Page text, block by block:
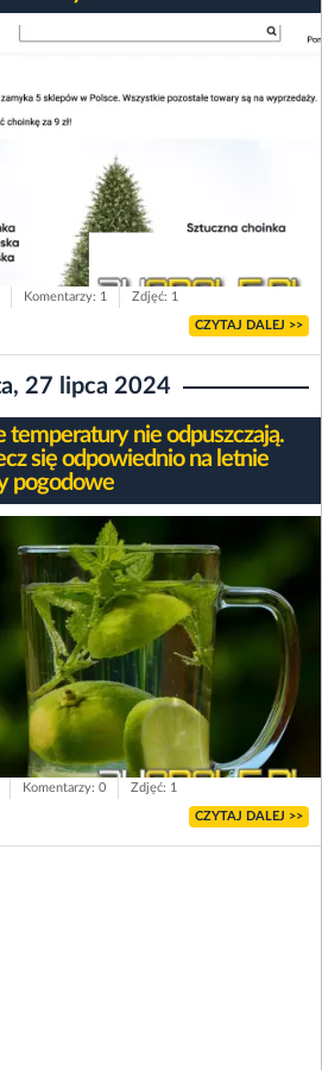
Komentarzy: 1 Zdjęć: 1
CZYTAJ DALEJ >>
27 lipca 2024
temperatury nie odpuszczają.
się odpowiednio na letnie
pogodowe
Komentarzy: 0 Zdjęć: 1
CZYTAJ DALEJ >>